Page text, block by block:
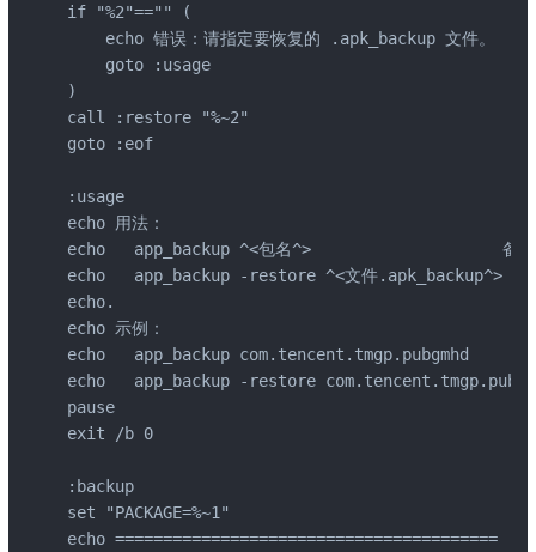
if "%2"=="" (
    echo 错误：请指定要恢复的 .apk_backup 文件。
    goto :usage
)
call :restore "%~2"
goto :eof
:usage
echo 用法：
echo   app_backup ^<包名^>                    备份应
echo   app_backup -restore ^<文件.apk_backup^>  从
echo.
echo 示例：
echo   app_backup com.tencent.tmgp.pubgmhd
echo   app_backup -restore
pause
exit /b 0
:backup
set "PACKAGE=%~1"
echo ========================================